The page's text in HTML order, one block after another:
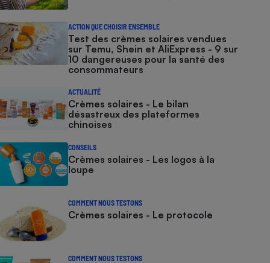
ACTION QUE CHOISIR ENSEMBLE
Test des crèmes solaires vendues
sur Temu, Shein et AliExpress - 9 sur
10 dangereuses pour la santé des
consommateurs
ACTUALITÉ
Crèmes solaires - Le bilan
désastreux des plateformes
chinoises
CONSEILS
Crèmes solaires - Les logos à la
loupe
COMMENT NOUS TESTONS
Crèmes solaires - Le protocole
COMMENT NOUS TESTONS